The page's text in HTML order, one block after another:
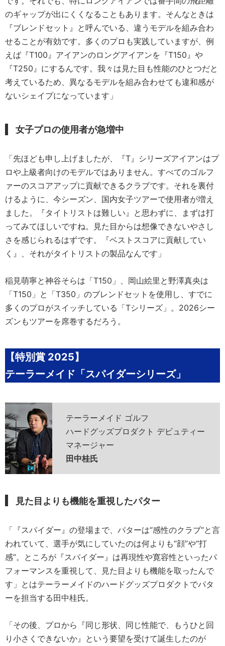
のギャップが出にくくなることもあります。そんなときは
『ブレンドセット』と呼んでいる、違うモデルを組み合わ
せることが有効です。多くのプロも実践していますが、例
えば『T100』アイアンのロングアイアンを『T150』や
『T250』にするんです。我々は見た目も性能のひとつだと
考えているため、異なるモデルを組み合わせても違和感が
ないシェイプになっています」
女子プロの使用者が急増中
「先ほども申し上げましたが、『T』シリーズアイアンはプ
ロや上級者向けのモデルではありません。すべてのゴルフ
ァーのスコアアップに貢献できるクラブです。それを裏付
けるように、今シーズン、国内女子ツアーで使用者が増え
ました。『タイトリストは難しい』と思わずに、まずは打
ってみてほしいですね。見た目からは想像できないやさし
さを感じられるはずです。『ベストスコアに貢献してい
く』、それがタイトリストの製品なんです」
稲見萌寧と神谷そらは「T150」、岡山絵里と野澤真央は
「T150」と「T350」のブレンドセットを使用し、すでに
多くのプロがスイッチしている「Tシリーズ」。2026シー
ズンもツアーを席巻するだろう。
【特別賞 2025】
テーラーメイド「スパイダーシリーズ」
テーラーメイド ゴルフ
ハードグッズプロダクト デビュティー
マネージャー
田中桂氏
見た目よりも機能を重視したパター
「『スパイダー』の登場まで、パターは“感性のクラブ”と言
われていて、選手が気にしていたのは何よりも“顔”や“打
感”。ところが『スパイダー』は再現性や寛容性といったパ
フォーマンスを重視して、見た目よりも機能を取ったんで
す」とはテーラーメイドのハードグッズプロダクトでパタ
ーを担当する田中桂氏。
「その後、プロから『同じ形状、同じ性能で、もうひと回
り小さくできないか』という要望を受けて誕生したのが